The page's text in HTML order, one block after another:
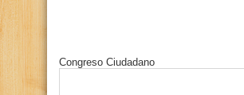
Congreso Ciudadano